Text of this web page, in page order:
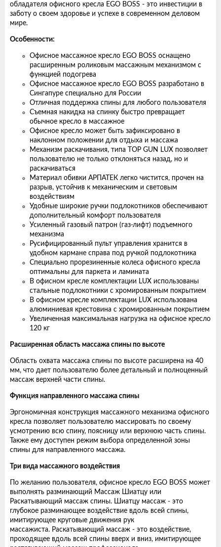
обладателя офисного кресла EGO BOSS - это инвестиции в
заботу о своем здоровье и успехе в современном деловом
мире.
Особенности:
Офисное массажное кресло EGO BOSS оснащено
расширенным роликовым массажным механизмом с
функцией подогрева
Офисное массажное кресло EGO BOSS разработано в
Сингапуре специально для России
Отличная поддержка спины для любого пользователя
Съемная накидка на спинку быстро превращает
обычное кресло в массажное
Офисное кресло может быть зафиксировано в
наклонном положении для отдыха и массажа
Механизм раскачивания, типа TOP GUN LUX позволяет
пользователю не только отклоняться назад, но и
раскачиваться
Материал обивки АРПАТЕК легко чистится, прочен на
разрыв, устойчив к механическим и световым
воздействиям
Удобные широкие ручки подлокотников обеспечивают
дополнительный комфорт пользователя
Усиленный газовый патрон (газ-лифт) подъемного
механизма
Русифицированный пульт управления хранится в
удобном кармане справа под ручкой подлокотника
Специально прорезиненные колеса офисного кресла
оптимальны для паркета и ламината
В офисном кресле комплектации LUX использованы
стальные подлокотники с хромированным покрытием
В офисном кресле комплектации LUX использована
алюминиевая крестовина с хромированным покрытием
Увеличенная максимальная нагрузка на офисное кресло
120 кг
Расширенная область массажа спины по высоте
Область охвата массажа спины по высоте расширена на 40
мм, что дает пользователю более детальный и полноценный
массаж верхней части спины.
Функция направленного массажа спины
Эргономичная конструкция массажного механизма офисного
кресла позволяет пользователю массировать по своему
усмотрению всю спину, поясницу или верхнюю часть спины.
Также ему доступен режим выбора определенной зоны
спины для направленного массажа.
Три вида массажного воздействия
По желанию пользователя, офисное кресло EGO BOSS может
выполнять разминающий Массаж Шиатцу или
Раскатывающий массаж спины. Шиатцу массаж - это
глубокое разминающее воздействие вдоль всей спины,
имитирующее круговые движения рук
массажиста. Раскатывающий массаж - это воздействие,
проходящее вдоль всей спины вверх и вниз, имитирующее